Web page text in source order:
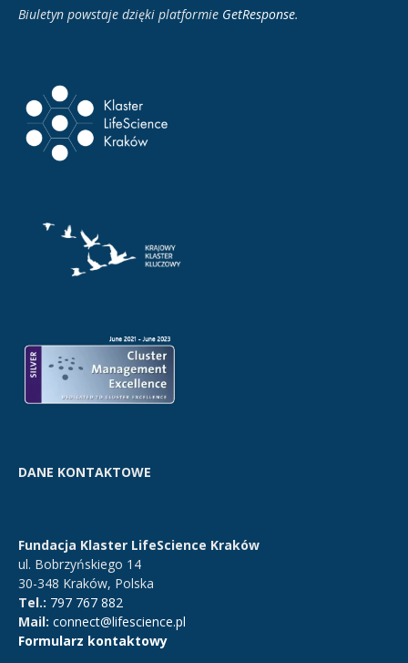
Biuletyn powstaje dzięki platformie GetResponse.
DANE KONTAKTOWE
Fundacja Klaster LifeScience Kraków
ul. Bobrzyńskiego 14
30-348 Kraków, Polska
Tel.: 797 767 882
Mail: connect@lifescience.pl
Formularz kontaktowy